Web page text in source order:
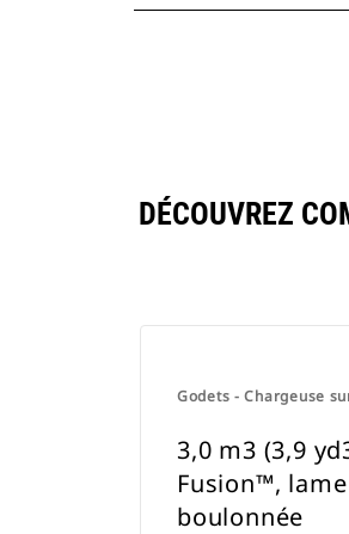
DÉCOUVREZ
Godets - Chargeuse
3,0 m3 (3,9
Fusion™,
boulonnée